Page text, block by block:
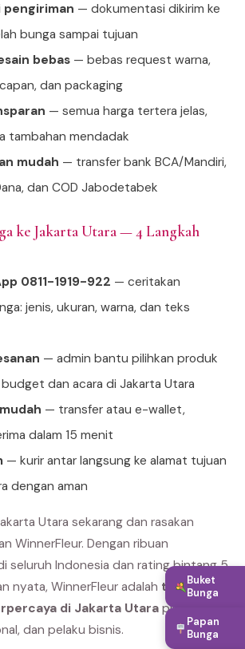
— dokumentasi dikirim ke
bunga sampai tujuan
bebas— bebas request warna,
dan packaging
— semua harga tertera jelas,
tambahan mendadak
mudah — transfer bank BCA/Mandiri,
dan COD Jabodetabek
ke Jakarta Utara — 4 Langkah
0811-1919-922 — ceritakan
jenis, ukuran, warna, dan teks
— admin bantu pilihkan produk
dan acara di Jakarta Utara
— transfer atau e-wallet,
dalam 15 menit
— kurir antar langsung ke alamat tujuan
dengan aman
Utara sekarang dan rasakan
WinnerFleur. Dengan ribuan
seluruh Indonesia dan rating bintang 5
nyata, WinnerFleur adalah toko
di Jakarta Utara pilihan
dan pelaku bisnis.
Buket
Bunga
Papan
Bunga